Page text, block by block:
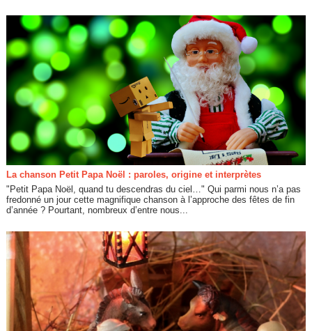
La chanson Petit Papa Noël : paroles, origine et interprètes
"Petit Papa Noël, quand tu descendras du ciel…" Qui parmi nous n’a pas
fredonné un jour cette magnifique chanson à l’approche des fêtes de fin
d’année ? Pourtant, nombreux d’entre nous...